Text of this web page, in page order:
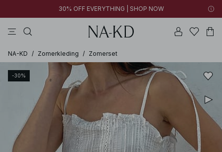
30% OFF EVERYTHING | SHOP NOW
NA-KD / Zomerkleding / Zomerset
-30%